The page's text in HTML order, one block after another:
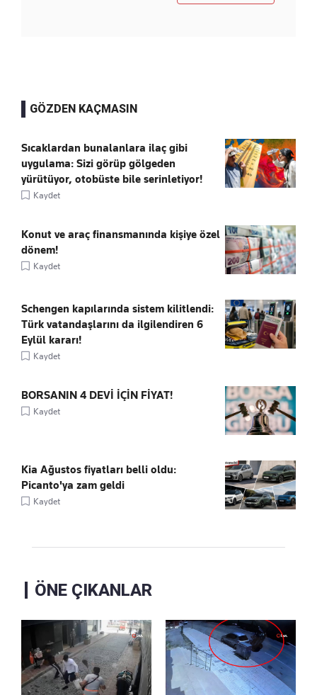
GÖZDEN KAÇMASIN
Sıcaklardan bunalanlara ilaç gibi
uygulama: Sizi görüp gölgeden
yürütüyor, otobüste bile serinletiyor!
Kaydet
Konut ve araç finansmanında kişiye özel
dönem!
Kaydet
Schengen kapılarında sistem kilitlendi:
Türk vatandaşlarını da ilgilendiren 6
Eylül kararı!
Kaydet
BORSANIN 4 DEVİ İÇİN FİYAT!
Kaydet
Kia Ağustos fiyatları belli oldu:
Picanto'ya zam geldi
Kaydet
ÖNE ÇIKANLAR